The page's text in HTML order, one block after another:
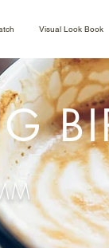
Visual Look Book